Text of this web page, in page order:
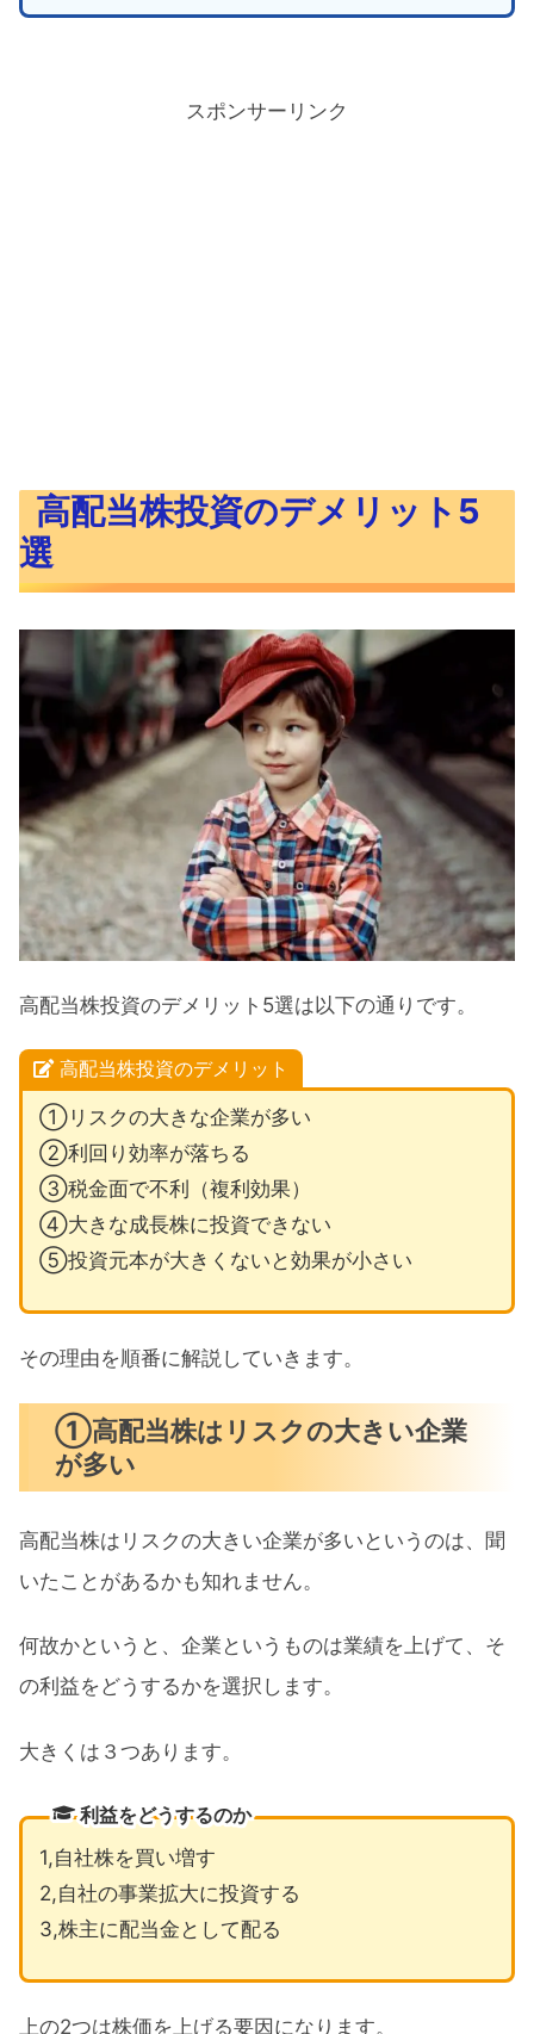
スポンサーリンク
高配当株投資のデメリット5
選
高配当株投資のデメリット5選は以下の通りです。
高配当株投資のデメリット
①リスクの大きな企業が多い
②利回り効率が落ちる
③税金面で不利（複利効果）
④大きな成長株に投資できない
⑤投資元本が大きくないと効果が小さい
その理由を順番に解説していきます。
①高配当株はリスクの大きい企業
が多い
高配当株はリスクの大きい企業が多いというのは、聞
いたことがあるかも知れません。
何故かというと、企業というものは業績を上げて、そ
の利益をどうするかを選択します。
大きくは３つあります。
利益をどうするのか
1,自社株を買い増す
2,自社の事業拡大に投資する
3,株主に配当金として配る
上の2つは株価を上げる要因になります。